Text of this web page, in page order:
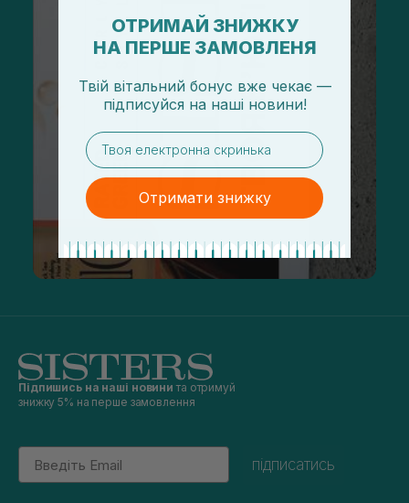
Підпишись на наші новини та отримуй
знижку 5% на перше замовлення
Email
підписатись
ОТРИМАЙ ЗНИЖКУ
НА ПЕРШЕ ЗАМОВЛЕНЯ
Твій вітальний бонус вже чекає —
підписуйся на наші новини!
email
Отримати знижку